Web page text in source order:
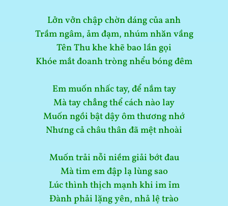
Lởn vởn chập chờn dáng của anh
Trầm ngâm, ảm đạm, nhúm nhăn vầng
Tên Thu khe khẽ bao lần gọi
Khóe mắt đoanh tròng nhểu bóng đêm
Em muốn nhấc tay, để nắm tay
Mà tay chẳng thể cách nào lay
Muốn ngồi bật dậy ôm thương nhớ
Nhưng cả châu thân đã mệt nhoài
Muốn trải nỗi niềm giải bớt đau
Mà tim em đập lạ lùng sao
Lúc thình thịch mạnh khi im ỉm
Đành phải lặng yên, nhả lệ trào